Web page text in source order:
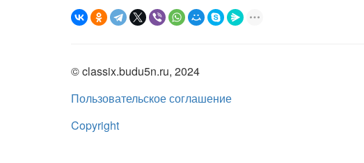
© classix.budu5n.ru, 2024
Пользовательское соглашение
Copyright